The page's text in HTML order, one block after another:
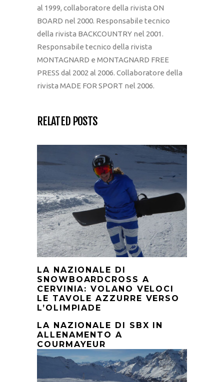
al 1999, collaboratore della rivista ON
BOARD nel 2000. Responsabile tecnico
della rivista BACKCOUNTRY nel 2001.
Responsabile tecnico della rivista
MONTAGNARD e MONTAGNARD FREE
PRESS dal 2002 al 2006. Collaboratore della
rivista MADE FOR SPORT nel 2006.
RELATED POSTS
LA NAZIONALE DI
SNOWBOARDCROSS A
CERVINIA: VOLANO VELOCI
LE TAVOLE AZZURRE VERSO
L’OLIMPIADE
LA NAZIONALE DI SBX IN
ALLENAMENTO A
COURMAYEUR